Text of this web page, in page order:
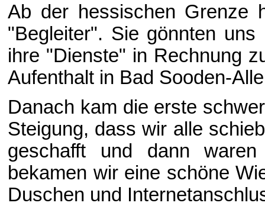
Ab der hessischen Grenze
"Begleiter". Sie gönnten
ihre "Dienste" in Rechnung
Aufenthalt in Bad Sooden-
Danach kam die erste
Steigung, dass wir alle
geschafft und dann
bekamen wir eine schöne
Duschen und